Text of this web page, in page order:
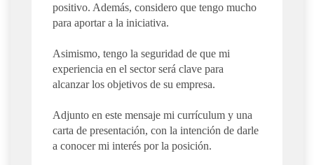
positivo. Además, considero que tengo mucho
para aportar a la iniciativa.
Asimismo, tengo la seguridad de que mi
experiencia en el sector será clave para
alcanzar los objetivos de su empresa.
Adjunto en este mensaje mi currículum y una
carta de presentación, con la intención de darle
a conocer mi interés por la posición.